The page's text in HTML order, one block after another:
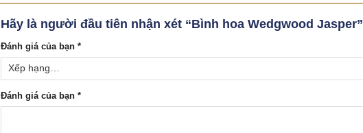
Hãy là người đầu tiên nhận xét “Bình hoa Wedgwood Jasper”
Đánh giá của bạn *
Đánh giá của bạn *